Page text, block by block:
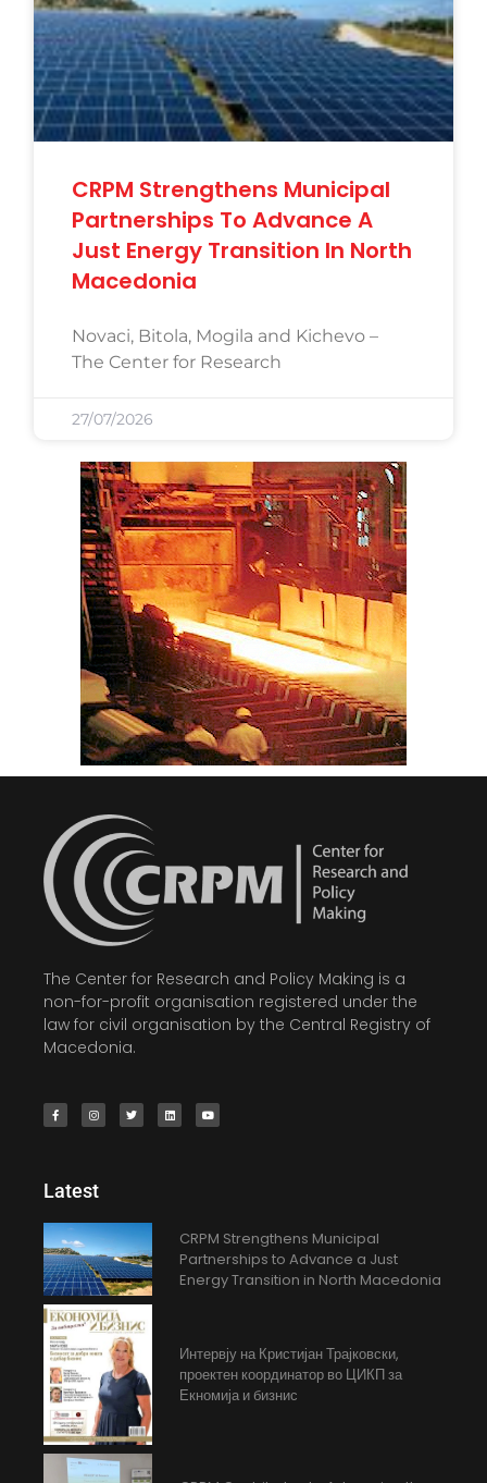
CRPM Strengthens Municipal
Partnerships To Advance A
Just Energy Transition In North
Macedonia
Novaci, Bitola, Mogila and Kichevo –
The Center for Research
27/07/2026
The Center for Research and Policy Making is a
non-for-profit organisation registered under the
law for civil organisation by the Central Registry of
Macedonia.
Latest
CRPM Strengthens Municipal
Partnerships to Advance a Just
Energy Transition in North Macedonia
Интервју на Кристијан Трајковски,
проектен координатор во ЦИКП за
Екномија и бизнис